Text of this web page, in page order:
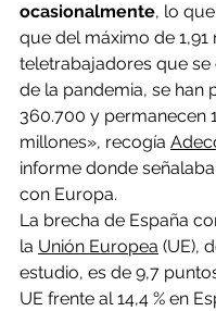
ocasionalmente, lo
que del máximo de 1,91
teletrabajadores que
de la pandemia, se han
360.700 y permanecen
millones», recogía
informe donde
con Europa.
La brecha de España
la Unión Europea (UE),
estudio, es de 9,7
UE frente al 14,4 % en